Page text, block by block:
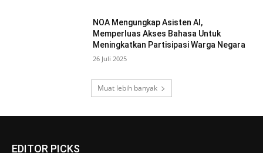
NOA Mengungkap Asisten AI,
Memperluas Akses Bahasa Untuk
Meningkatkan Partisipasi Warga Negara
26 Juli 2025
Muat lebih banyak
EDITOR PICKS